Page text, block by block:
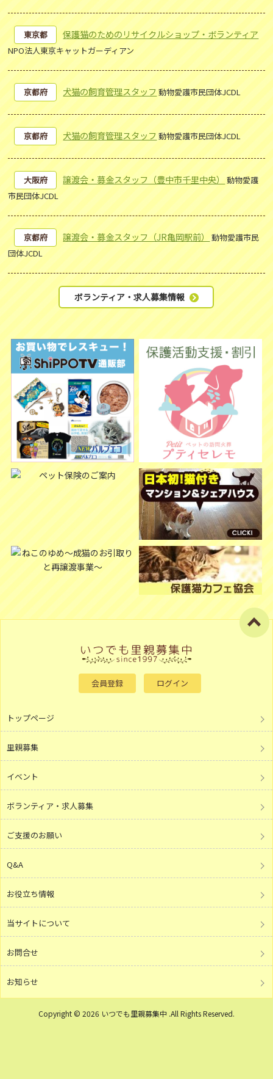
東京都 保護猫のためのリサイクルショップ・ボランティア
NPO法人東京キャットガーディアン
京都府 犬猫の飼育管理スタッフ 動物愛護市民団体JCDL
京都府 犬猫の飼育管理スタッフ 動物愛護市民団体JCDL
大阪府 譲渡会・募金スタッフ（豊中市千里中央）
動物愛護
市民団体JCDL
京都府 譲渡会・募金スタッフ（JR亀岡駅前）
動物愛護市民
団体JCDL
ボランティア・求人募集情報
会員登録 ログイン
トップページ
里親募集
イベント
ボランティア・求人募集
ご支援のお願い
Q&A
お役立ち情報
当サイトについて
お問合せ
お知らせ
Copyright © 2026 いつでも里親募集中 .All Rights Reserved.